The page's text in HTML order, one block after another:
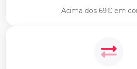
Acima dos 69€ em